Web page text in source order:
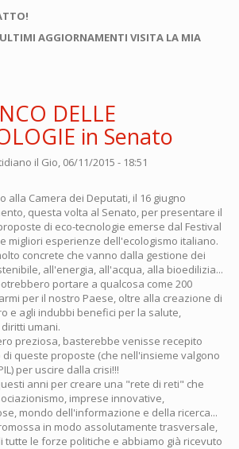
ULTIMI AGGIORNAMENTI VISITA LA MIA
DELLE
in Senato
il Gio, 06/11/2015 - 18:51
alla Camera dei Deputati, il 16 giugno
questa volta al Senato, per presentare il
di eco-tecnologie emerse dal Festival
migliori esperienze dell'ecologismo italiano.
concrete che vanno dalla gestione dei
all'energia, all'acqua, alla bioedilizia...
portare a qualcosa come 200
per il nostro Paese, oltre alla creazione di
e agli indubbi benefici per la salute,
umani.
preziosa, basterebbe venisse recepito
di queste proposte (che nell'insieme valgono
per uscire dalla crisi!!!
anni per creare una "rete di reti" che
imprese innovative,
mondo dell'informazione e della ricerca...
in modo assolutamente trasversale,
tutte le forze politiche e abbiamo già ricevuto